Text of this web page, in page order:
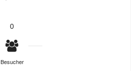
0
Besucher